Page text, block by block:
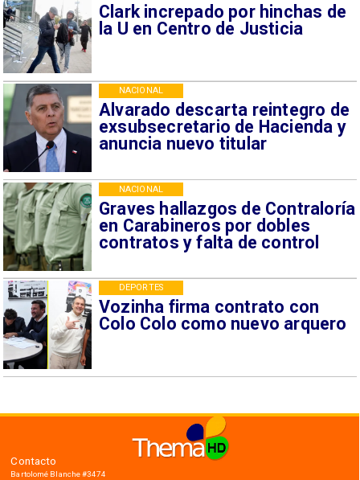
Clark increpado por hinchas de
la U en Centro de Justicia
Alvarado descarta reintegro de
exsubsecretario de Hacienda y
anuncia nuevo titular
NACIONAL
Graves hallazgos de Contraloría
en Carabineros por dobles
contratos y falta de control
NACIONAL
Vozinha firma contrato con
Colo Colo como nuevo arquero
DEPORTES
Contacto
Bartolomé Blanche #3474